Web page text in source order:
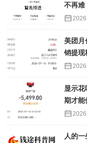
不再难
美团月
销提现
显示
期才能
人的